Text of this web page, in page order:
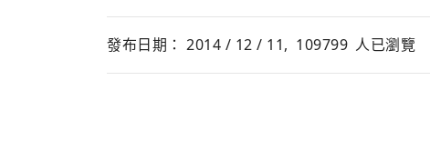
發布日期： 2014 / 12 / 11, 109799 人已瀏覽